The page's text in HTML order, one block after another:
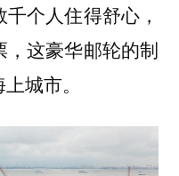
个人住得舒心，
，这豪华邮轮的制
城市。